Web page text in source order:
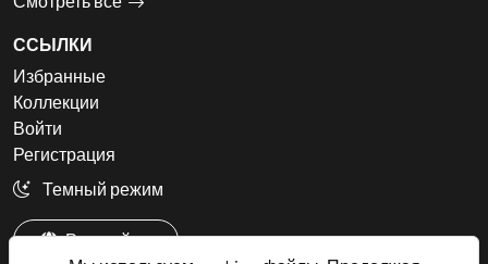
ССЫЛКИ
Избранные
Коллекции
Войти
Регистрация
Темный режим
Русский